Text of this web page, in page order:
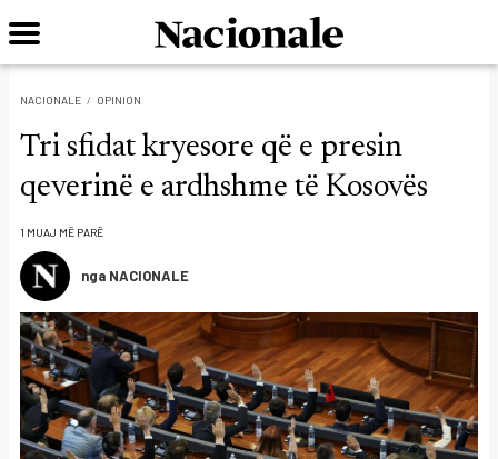
NACIONALE OPINION
Tri sfidat kryesore që e presin
qeverinë e ardhshme të Kosovës
1 MUAJ MË PARË
nga NACIONALE